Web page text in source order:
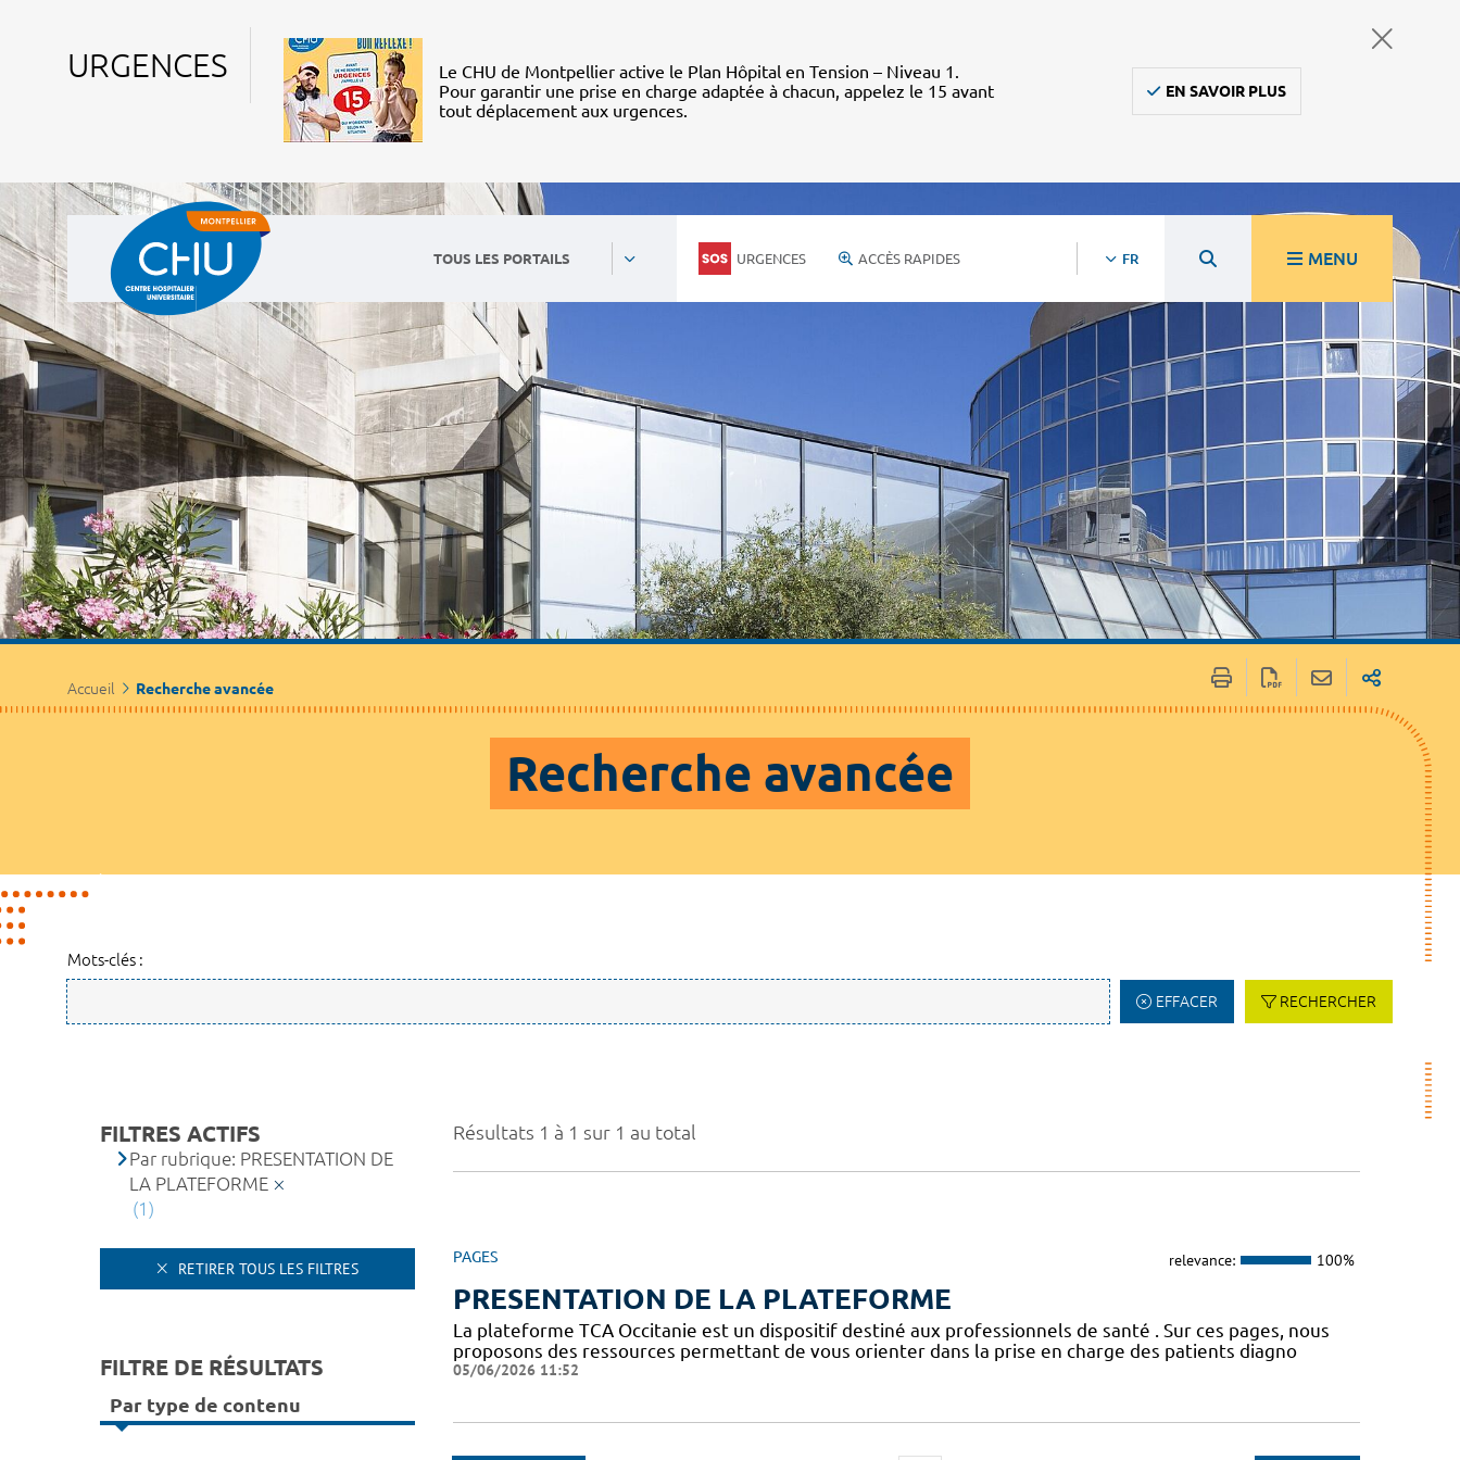
URGENCES
Le CHU de Montpellier active le Plan Hôpital en Tension – Niveau 1.
Pour garantir une prise en charge adaptée à chacun, appelez le 15 avant
tout déplacement aux urgences.
EN SAVOIR PLUS
TOUS LES PORTAILS URGENCES ACCÈS RAPIDES FR MENU
Accueil Recherche avancée
Recherche avancée
Mots-clés :
EFFACER RECHERCHER
Résultats 1 à 1 sur 1 au total
PAGES relevance: 100%
PRESENTATION DE LA PLATEFORME
La plateforme TCA Occitanie est un dispositif destiné aux professionnels de santé . Sur ces pages, nous
proposons des ressources permettant de vous orienter dans la prise en charge des patients diagno
05/06/2026 11:52
FILTRES ACTIFS
Par rubrique: PRESENTATION DE
LA PLATEFORME
(1)
RETIRER TOUS LES FILTRES
FILTRE DE RÉSULTATS
Par type de contenu